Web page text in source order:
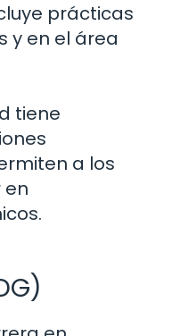
prácticas
y en el área
tiene
a los